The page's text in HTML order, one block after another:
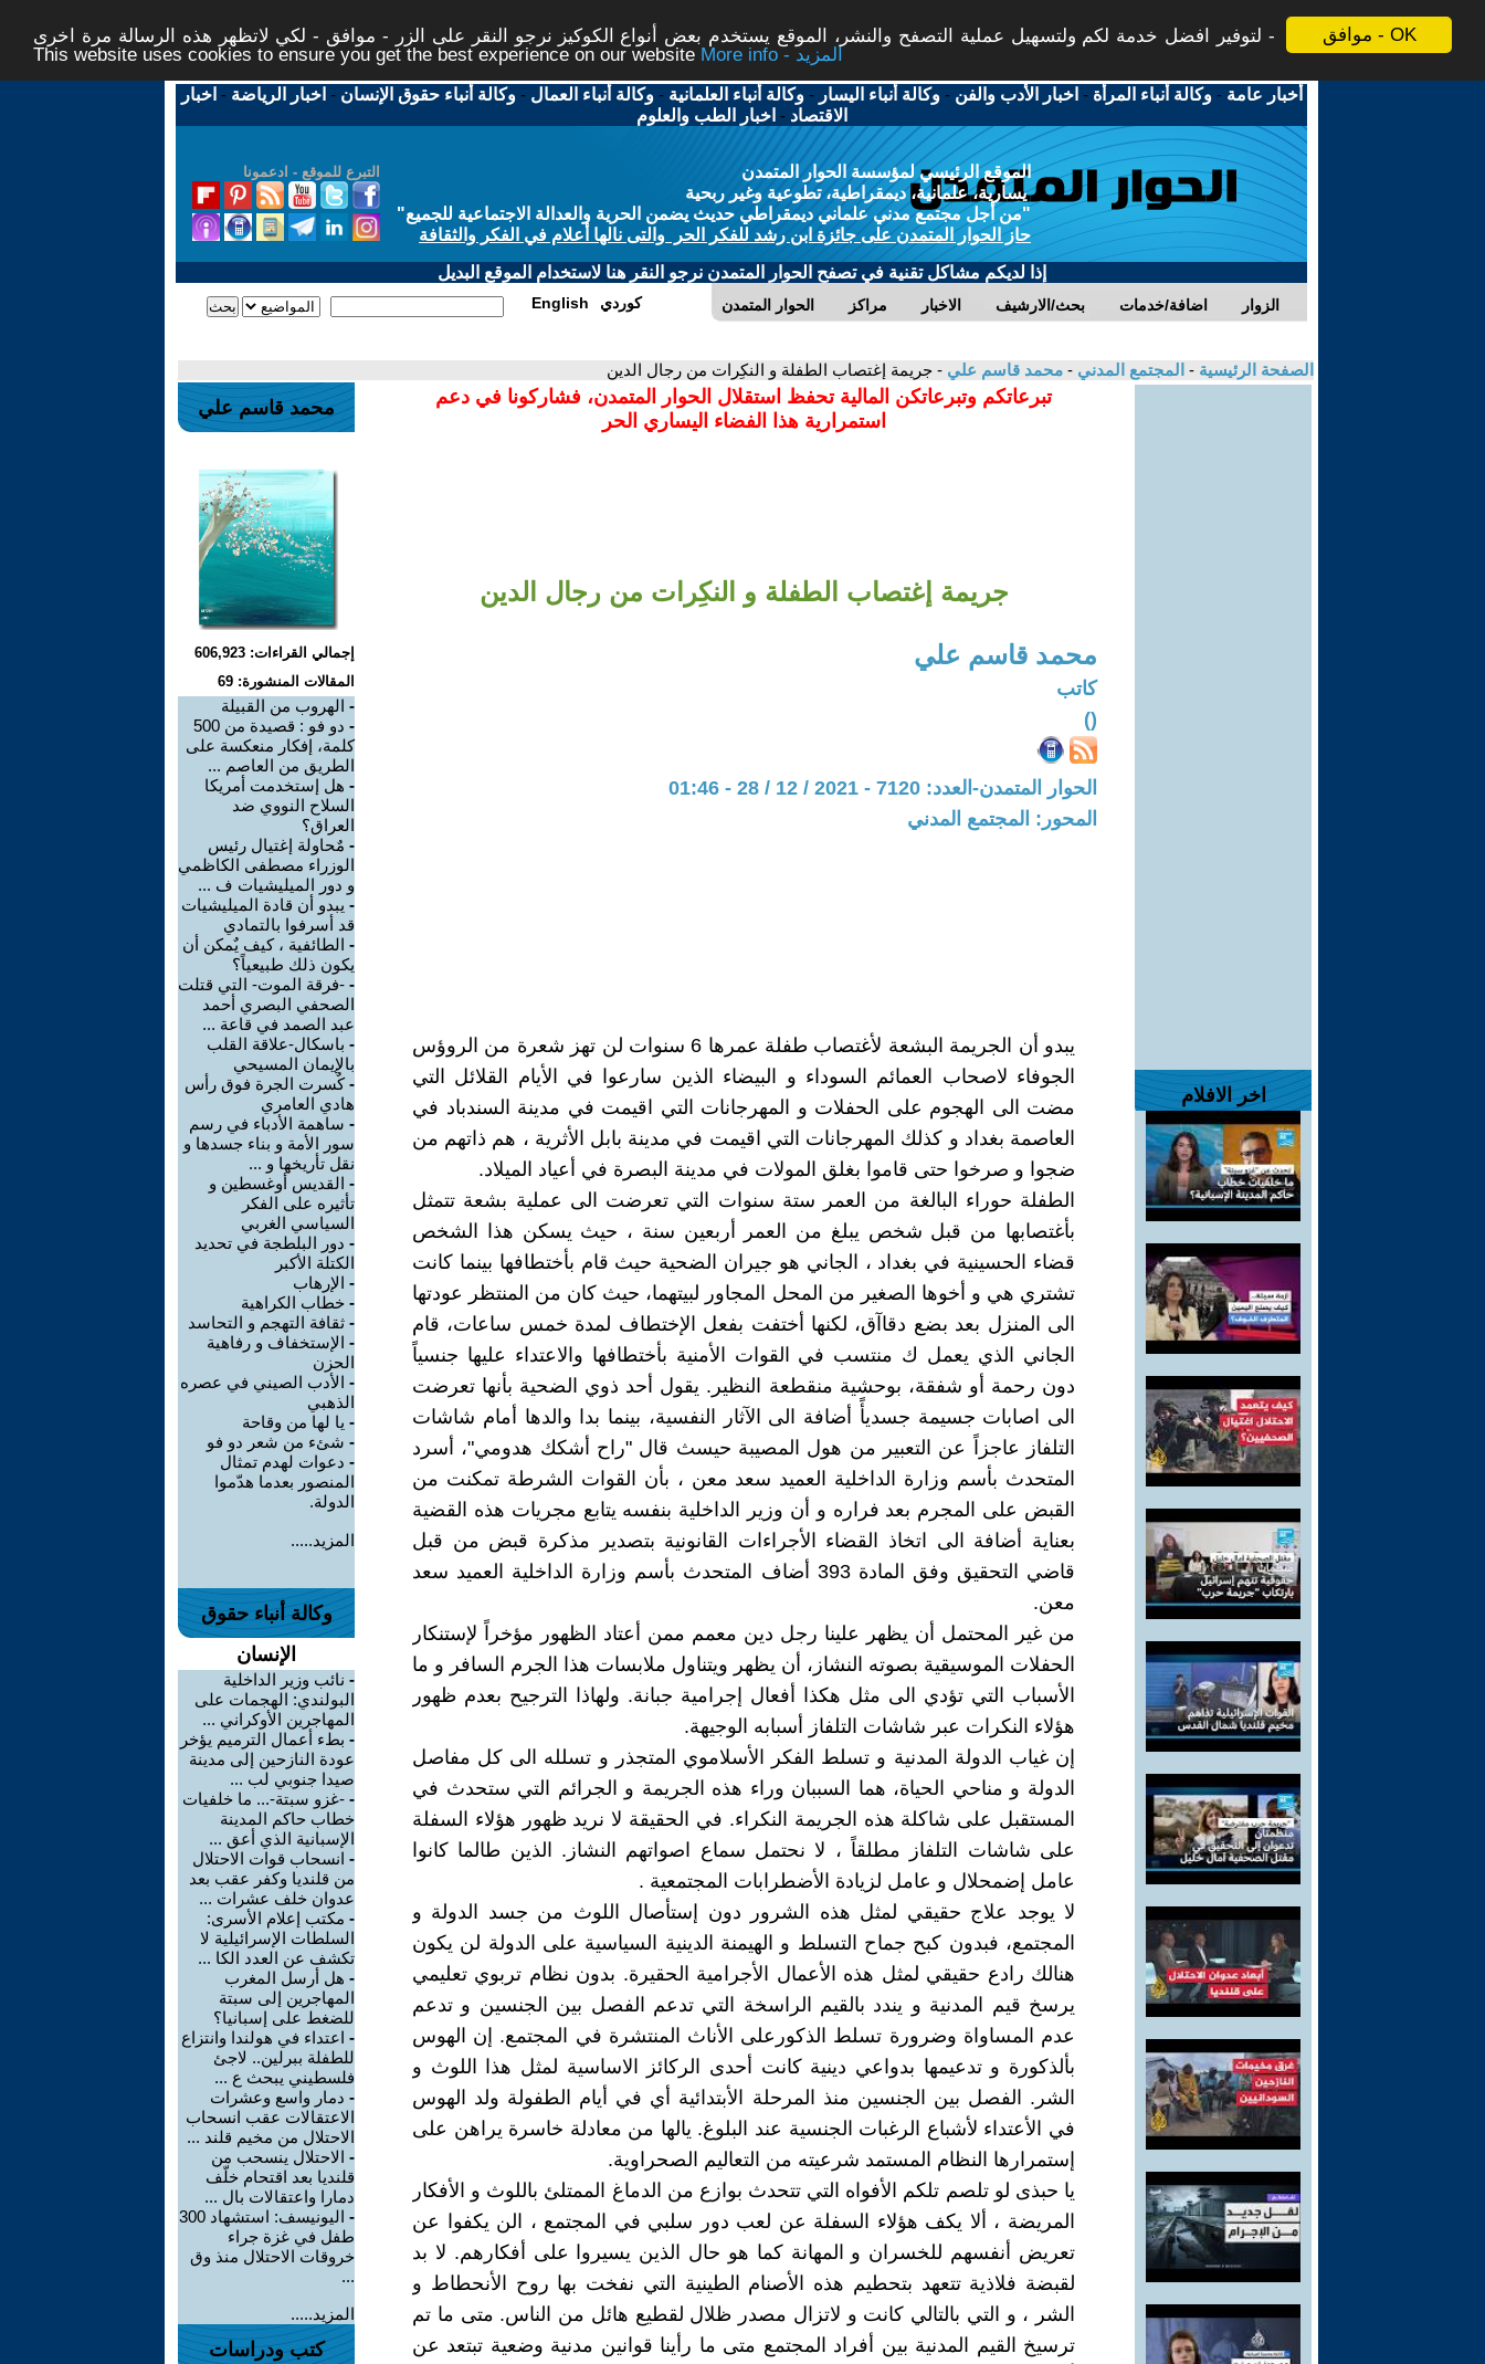
موافق - OK
لتوفير افضل خدمة لكم ولتسهيل عملية التصفح والنشر، الموقع يستخدم بعض أنواع الكوكيز نرجو النقر على الزر - موافق - لكي لاتظهر هذه الرسالة مرة اخرى -
This website uses cookies to ensure you get the best experience on our website
More info - المزيد
أخبار عامة -وكالة أنباء المرأة - اخبار الأدب والفن -وكالة أنباء اليسار -وكالة أنباء العلمانية -وكالة أنباء العمال -وكالة أنباء حقوق الإنسان - اخبار الرياضة - اخبار
الاقتصاد - اخبار الطب والعلوم
التبرع للموقع - ادعمونا
الموقع الرئيسي لمؤسسة الحوار المتمدن
يسارية، علمانية، ديمقراطية، تطوعية وغير ربحية
"من أجل مجتمع مدني علماني ديمقراطي حديث يضمن الحرية والعدالة الاجتماعية للجميع"
حاز الحوار المتمدن على جائزة ابن رشد للفكر الحر والتى نالها أعلام في الفكر والثقافة
إذا لديكم مشاكل تقنية في تصفح الحوار المتمدن نرجو النقر هنا لاستخدام الموقع البديل
الحوار المتمدن مراكز الاخبار بحث/الارشيف اضافة/خدمات الزوار English كوردي
الصفحة الرئيسية - المجتمع المدني - محمد قاسم علي - جريمة إغتصاب الطفلة و النكِرات من رجال الدين
اخر الافلام
تبرعاتكم وتبرعاتكن المالية تحفظ استقلال الحوار المتمدن، فشاركونا في دعم
استمرارية هذا الفضاء اليساري الحر
جريمة إغتصاب الطفلة و النكِرات من رجال الدين
محمد قاسم علي
كاتب
()
الحوار المتمدن-العدد: 7120 - 2021 / 12 / 28 - 01:46
المحور: المجتمع المدني
يبدو أن الجريمة البشعة لأغتصاب طفلة عمرها 6 سنوات لن تهز شعرة من الروؤس
الجوفاء لاصحاب العمائم السوداء و البيضاء الذين سارعوا في الأيام القلائل التي
مضت الى الهجوم على الحفلات و المهرجانات التي اقيمت في مدينة السندباد في
العاصمة بغداد و كذلك المهرجانات التي اقيمت في مدينة بابل الأثرية ، هم ذاتهم من
ضجوا و صرخوا حتى قاموا بغلق المولات في مدينة البصرة في أعياد الميلاد.
الطفلة حوراء البالغة من العمر ستة سنوات التي تعرضت الى عملية بشعة تتمثل
بأغتصابها من قبل شخص يبلغ من العمر أربعين سنة ، حيث يسكن هذا الشخص
قضاء الحسينية في بغداد ، الجاني هو جيران الضحية حيث قام بأختطافها بينما كانت
تشتري هي و أخوها الصغير من المحل المجاور لبيتهما، حيث كان من المنتظر عودتها
الى المنزل بعد بضع دقاآق، لكنها أختفت بفعل الإختطاف لمدة خمس ساعات، قام
الجاني الذي يعمل ك منتسب في القوات الأمنية بأختطافها والاعتداء عليها جنسياً
دون رحمة أو شفقة، بوحشية منقطعة النظير. يقول أحد ذوي الضحية بأنها تعرضت
الى اصابات جسيمة جسديأً أضافة الى الآثار النفسية، بينما بدا والدها أمام شاشات
التلفاز عاجزاً عن التعبير من هول المصيبة حيسث قال "راح أشكك هدومي"، أسرد
المتحدث بأسم وزارة الداخلية العميد سعد معن ، بأن القوات الشرطة تمكنت من
القبض على المجرم بعد فراره و أن وزير الداخلية بنفسه يتابع مجريات هذه القضية
بعناية أضافة الى اتخاذ القضاء الأجراءات القانونية بتصدير مذكرة قبض من قبل
قاضي التحقيق وفق المادة 393 أضاف المتحدث بأسم وزارة الداخلية العميد سعد
معن.
من غير المحتمل أن يظهر علينا رجل دين معمم ممن أعتاد الظهور مؤخراً لإستنكار
الحفلات الموسيقية بصوته النشاز، أن يظهر ويتناول ملابسات هذا الجرم السافر و ما
الأسباب التي تؤدي الى مثل هكذا أفعال إجرامية جبانة. ولهاذا الترجيح بعدم ظهور
هؤلاء النكرات عبر شاشات التلفاز أسبابه الوجيهة.
إن غياب الدولة المدنية و تسلط الفكر الأسلاموي المتجذر و تسلله الى كل مفاصل
الدولة و مناحي الحياة، هما السببان وراء هذه الجريمة و الجرائم التي ستحدث في
المستقبل على شاكلة هذه الجريمة النكراء. في الحقيقة لا نريد ظهور هؤلاء السفلة
على شاشات التلفاز مطلقاً ، لا نحتمل سماع اصواتهم النشاز. الذين طالما كانوا
عامل إضمحلال و عامل لزيادة الأضطرابات المجتمعية .
لا يوجد علاج حقيقي لمثل هذه الشرور دون إستأصال اللوث من جسد الدولة و
المجتمع، فبدون كبح جماح التسلط و الهيمنة الدينية السياسية على الدولة لن يكون
هنالك رادع حقيقي لمثل هذه الأعمال الأجرامية الحقيرة. بدون نظام تربوي تعليمي
يرسخ قيم المدنية و يندد بالقيم الراسخة التي تدعم الفصل بين الجنسين و تدعم
عدم المساواة وضرورة تسلط الذكورعلى الأناث المنتشرة في المجتمع. إن الهوس
بألذكورة و تدعيمها بدواعي دينية كانت أحدى الركائز الاساسية لمثل هذا اللوث و
الشر. الفصل بين الجنسين منذ المرحلة الأبتدائية أي في أيام الطفولة ولد الهوس
في الأعتداء لأشباع الرغبات الجنسية عند البلوغ. يالها من معادلة خاسرة يراهن على
إستمرارها النظام المستمد شرعيته من التعاليم الصحراوية.
يا حبذى لو تلصم تلكم الأفواه التي تتحدث بوازع من الدماغ الممتلئ باللوث و الأفكار
المريضة ، ألا يكف هؤلاء السفلة عن لعب دور سلبي في المجتمع ، الن يكفوا عن
تعريض أنفسهم للخسران و المهانة كما هو حال الذين يسيروا على أفكارهم. لا بد
لقبضة فلاذية تتعهد بتحطيم هذه الأصنام الطينية التي نفخت بها روح الأنحطاط و
الشر ، و التي بالتالي كانت و لاتزال مصدر ظلال لقطيع هائل من الناس. متى ما تم
ترسيخ القيم المدنية بين أفراد المجتمع متى ما رأينا قوانين مدنية وضعية تبتعد عن
محمد قاسم علي
إجمالي القراءات: 606,923
المقالات المنشورة: 69
- الهروب من القبيلة
-
دو فو : قصيدة من 500
كلمة، إفكار منعكسة على
الطريق من العاصم ...
- هل إستخدمت أمريكا
السلاح النووي ضد
العراق؟
- مٌحاولة إغتيال رئيس
الوزراء مصطفى الكاظمي
و دور الميليشيات ف ...
- يبدو أن قادة الميليشيات
قد أسرفوا بالتمادي
- الطائفية ، كيف يٌمكن أن
يكون ذلك طبيعياً؟
- -فرقة الموت- التي قتلت
الصحفي البصري أحمد
عبد الصمد في قاعة ...
- باسكال-علاقة القلب
بالإيمان المسيحي
-كٌسرت الجرة فوق رأس
هادي العامري
- ساهمة الأدباء في رسم
سور الأمة و بناء جسدها و
نقل تأريخها و ...
- القديس أوغسطين و
تأثيره على الفكر
السياسي الغربي
- دور البلطجة في تحديد
الكتلة الأكبر
- الإرهاب
- خطاب الكراهية
- ثقافة التهجم و التحاسد
- الإستخفاف و رفاهية
الحزن
- الأدب الصيني في عصره
الذهبي
- يا لها من وقاحة
- شئء من شعر دو فو
- دعوات لهدم تمثال
المنصور بعدما هدّموا
الدولة.
المزيد.....
وكالة أنباء حقوق
الإنسان
- نائب وزير الداخلية
البولندي: الهجمات على
المهاجرين الأوكراني ...
- بطء أعمال الترميم يؤخر
عودة النازحين إلى مدينة
صيدا جنوبي لب ...
- -غزو سبتة-... ما خلفيات
خطاب حاكم المدينة
الإسبانية الذي أعق ...
- انسحاب قوات الاحتلال
من قلنديا وكفر عقب بعد
عدوان خلف عشرات ...
- مكتب إعلام الأسرى:
السلطات الإسرائيلية لا
تكشف عن العدد الكا ...
- هل أرسل المغرب
المهاجرين إلى سبتة
للضغط على إسبانيا؟
- اعتداء في هولندا وانتزاع
للطفلة ببرلين.. لاجئ
فلسطيني يبحث ع ...
- دمار واسع وعشرات
الاعتقالات عقب انسحاب
الاحتلال من مخيم قلند ...
- الاحتلال ينسحب من
قلنديا بعد اقتحام خلّف
دمارا واعتقالات بال ...
-
اليونيسف: استشهاد 300
طفل في غزة جراء
خروقات الاحتلال منذ وق
...
المزيد.....
كتب ودراسات